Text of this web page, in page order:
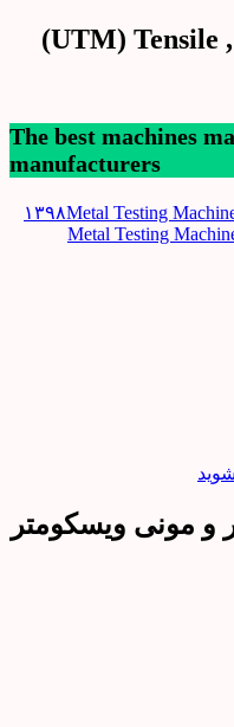
UTM) Tensile
The best machines
manufacturers
Metal Testing
Metal Testing
و مونی ویسکومتر